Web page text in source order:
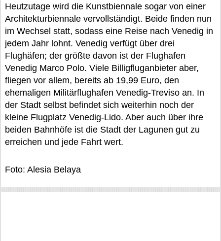
Heutzutage wird die Kunstbiennale sogar von einer
Architekturbiennale vervollständigt. Beide finden nun
im Wechsel statt, sodass eine Reise nach Venedig in
jedem Jahr lohnt. Venedig verfügt über drei
Flughäfen; der größte davon ist der Flughafen
Venedig Marco Polo. Viele Billigfluganbieter aber,
fliegen vor allem, bereits ab 19,99 Euro, den
ehemaligen Militärflughafen Venedig-Treviso an. In
der Stadt selbst befindet sich weiterhin noch der
kleine Flugplatz Venedig-Lido. Aber auch über ihre
beiden Bahnhöfe ist die Stadt der Lagunen gut zu
erreichen und jede Fahrt wert.
Foto: Alesia Belaya